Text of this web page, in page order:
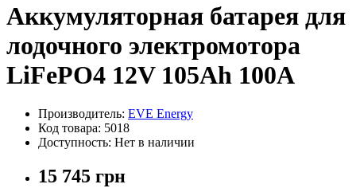
Аккумуляторная батарея для
лодочного электромотора
LiFePO4 12V 105Ah 100А
Производитель: EVE Energy
Код товара: 5018
Доступность: Нет в наличии
15 745 грн